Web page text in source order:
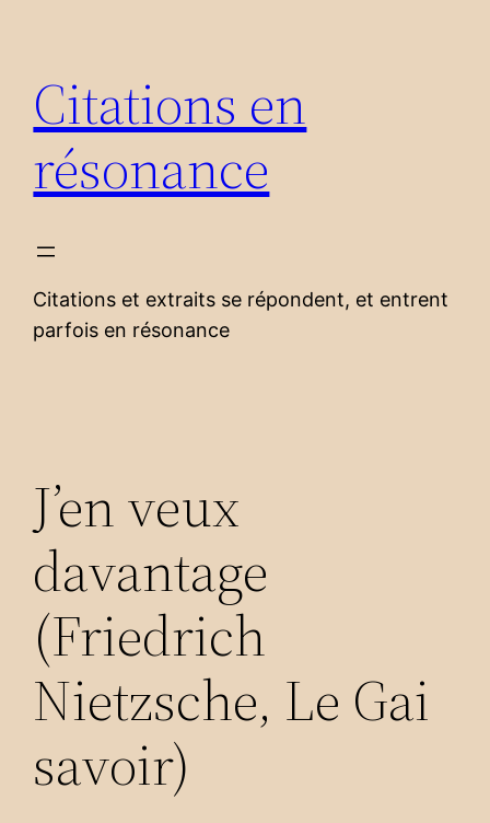
contenu
Citations en
résonance
Citations et extraits se répondent, et entrent
parfois en résonance
J’en veux
davantage
(Friedrich
Nietzsche, Le Gai
savoir)